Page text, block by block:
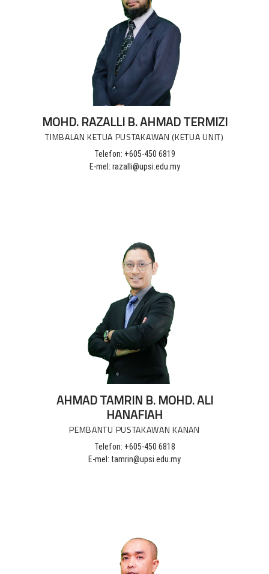
MOHD. RAZALLI B. AHMAD TERMIZI
TIMBALAN KETUA PUSTAKAWAN (KETUA UNIT)
Telefon: +605-450 6819
E-mel: razalli@upsi.edu.my
AHMAD TAMRIN B. MOHD. ALI
HANAFIAH
PEMBANTU PUSTAKAWAN KANAN
Telefon: +605-450 6818
E-mel: tamrin@upsi.edu.my